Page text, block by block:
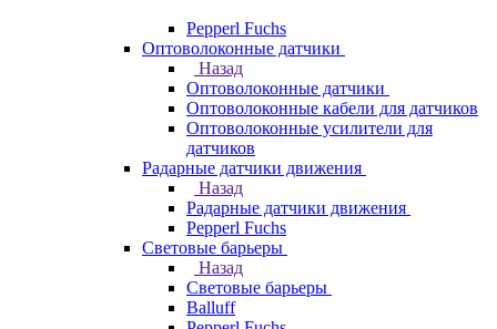
Pepperl Fuchs
Оптоволоконные датчики
Назад
Оптоволоконные датчики
Оптоволоконные кабели для датчиков
Оптоволоконные усилители для
датчиков
Радарные датчики движения
Назад
Радарные датчики движения
Pepperl Fuchs
Световые барьеры
Назад
Световые барьеры
Balluff